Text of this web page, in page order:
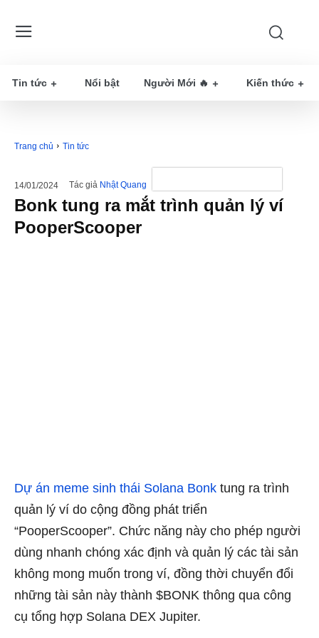
Tin tức Nổi bật Người Mới 🔥 Kiến thức
Trang chủ Tin tức
14/01/2024 Tác giả Nhật Quang
Bonk tung ra mắt trình quản lý ví
PooperScooper
Dự án meme sinh thái Solana Bonk tung ra trình
quản lý ví do cộng đồng phát triển
“PooperScooper”. Chức năng này cho phép người
dùng nhanh chóng xác định và quản lý các tài sản
không mong muốn trong ví, đồng thời chuyển đổi
những tài sản này thành $BONK thông qua công
cụ tổng hợp Solana DEX Jupiter.